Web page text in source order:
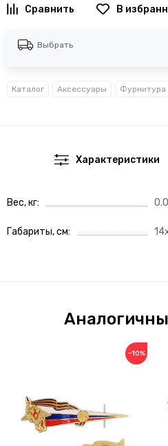
В
Выбрать
Каталог Аксессуары Фурнитура
Характеристики
Вес, кг
Габариты, см
−10%